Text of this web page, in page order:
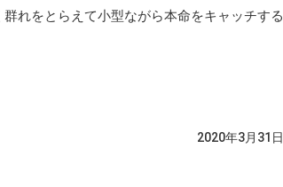
れをとらえて小型ながら本命をキャッチする
2020年3月31日